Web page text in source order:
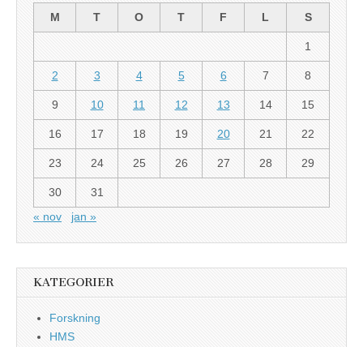
M
T O T F L S
1
2 3 4 5 6 7 8
9 10 11 12 13 14 15
16 17 18 19 20 21 22
23 24 25 26 27 28 29
30
31
« nov
jan »
KATEGORIER
Forskning
HMS